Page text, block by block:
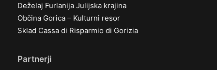
Deželaj Furlanija Julijska krajina
Občina Gorica – Kulturni resor
Sklad Cassa di Risparmio di Gorizia
Partnerji